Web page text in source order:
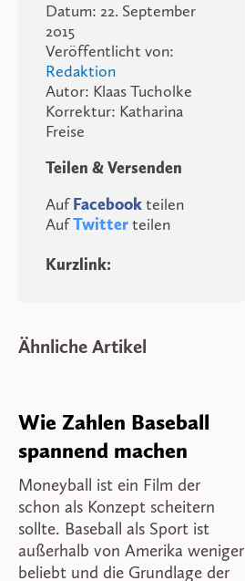
Datum: 22. September
2015
Veröffentlicht von:
Redaktion
Autor: Klaas Tucholke
Korrektur: Katharina
Freise
Teilen & Versenden
AufFacebookteilen
AufTwitterteilen
Kurzlink:
Ähnliche Artikel
Wie Zahlen Baseball
spannend machen
Moneyball ist ein Film der
schon als Konzept scheitern
sollte. Baseball als Sport ist
außerhalb von Amerika weniger
beliebt und die Grundlage der